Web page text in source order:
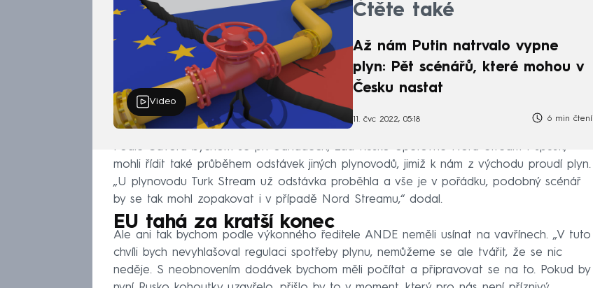
Video
Čtěte také
Až nám Putin natrvalo vypne
plyn: Pět scénářů, které mohou v
Česku nastat
11. čvc 2022, 05:18 6 min čtení
Podle Gavora bychom se při odhadech, zda Rusko opětovně Nord Stream 1 spustí,
mohli řídit také průběhem odstávek jiných plynovodů, jimiž k nám z východu proudí plyn.
„U plynovodu Turk Stream už odstávka proběhla a vše je v pořádku, podobný scénář
by se tak mohl zopakovat i v případě Nord Streamu,“ dodal.
EU tahá za kratší konec
Ale ani tak bychom podle výkonného ředitele ANDE neměli usínat na vavřínech. „V tuto
chvíli bych nevyhlašoval regulaci spotřeby plynu, nemůžeme se ale tvářit, že se nic
neděje. S neobnovením dodávek bychom měli počítat a připravovat se na to. Pokud by